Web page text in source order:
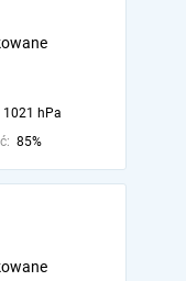
1021 hPa
85%